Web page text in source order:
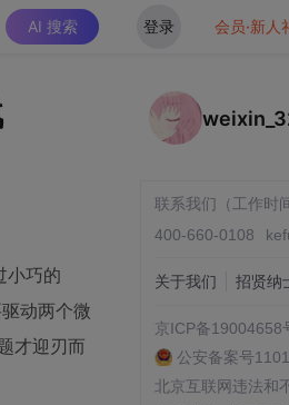
AI 搜索 登录 会员·新人
小巧的
动两个微
才迎刃而
联系我们（工作时
400-660-0108
关于我们 招贤纳
京ICP备19004658
公安备案号
北京互联网违法和